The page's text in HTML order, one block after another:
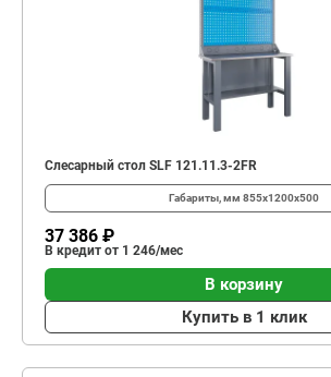
Слесарный стол SLF 121.11.3-2FR
Габариты, мм 855x1200x500
37 386 ₽
В кредит от 1 246/мес
В корзину
Купить в 1 клик